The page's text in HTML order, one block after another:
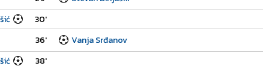
30'
36'
Vanja Srđanov
38'